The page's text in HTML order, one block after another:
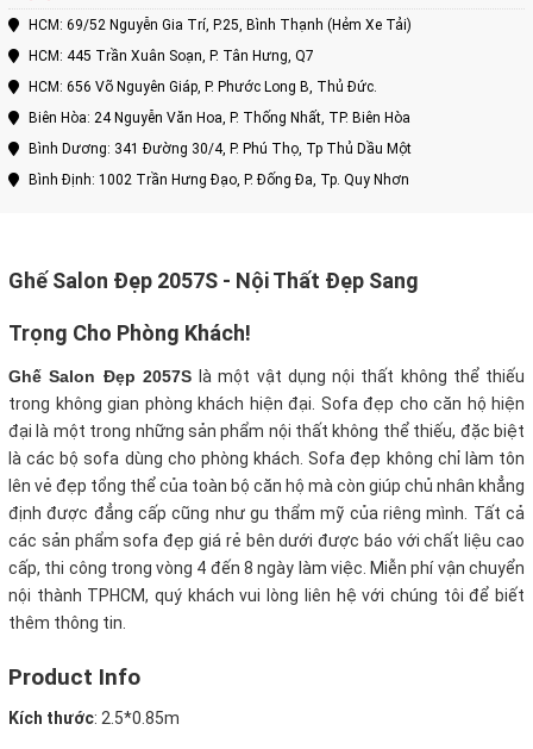
HCM: 69/52 Nguyễn Gia Trí, P.25, Bình Thạnh (Hẻm Xe Tải)
HCM: 445 Trần Xuân Soạn, P. Tân Hưng, Q7
HCM: 656 Võ Nguyên Giáp, P. Phước Long B, Thủ Đức.
Biên Hòa: 24 Nguyễn Văn Hoa, P. Thống Nhất, TP. Biên Hòa
Bình Dương: 341 Đường 30/4, P. Phú Thọ, Tp Thủ Dầu Một
Bình Định: 1002 Trần Hưng Đạo, P. Đống Đa, Tp. Quy Nhơn
Ghế Salon Đẹp 2057S - Nội Thất Đẹp Sang
Trọng Cho Phòng Khách!
Ghế Salon Đẹp 2057S là một vật dụng nội thất không thể thiếu
trong không gian phòng khách hiện đại. Sofa đẹp cho căn hộ hiện
đại là một trong những sản phẩm nội thất không thể thiếu, đặc biệt
là các bộ sofa dùng cho phòng khách. Sofa đẹp không chỉ làm tôn
lên vẻ đẹp tổng thể của toàn bộ căn hộ mà còn giúp chủ nhân khẳng
định được đẳng cấp cũng như gu thẩm mỹ của riêng mình. Tất cả
các sản phẩm sofa đẹp giá rẻ bên dưới được báo với chất liệu cao
cấp, thi công trong vòng 4 đến 8 ngày làm việc. Miễn phí vận chuyển
nội thành TPHCM, quý khách vui lòng liên hệ với chúng tôi để biết
thêm thông tin.
Product Info
Kích thước: 2.5*0.85m